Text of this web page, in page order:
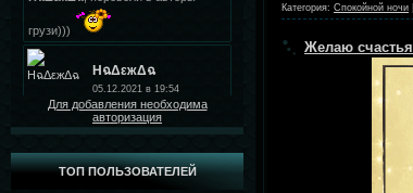
Для добавления необходима
авторизация
ТОП ПОЛЬЗОВАТЕЛЕЙ
Категория: Спокойной ночи
Желаю счастья